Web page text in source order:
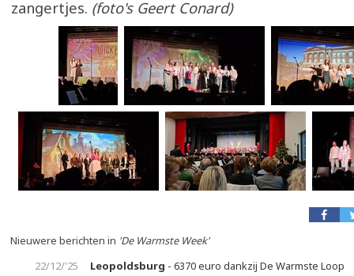
zangertjes. (foto's Geert Conard)
Nieuwere berichten in 'De Warmste Week'
22/12/'25
Leopoldsburg - 6370 euro dankzij De Warmste Loop